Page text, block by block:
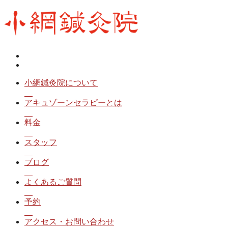
小網鍼灸院について
アキュゾーンセラピーとは
料金
スタッフ
ブログ
よくあるご質問
予約
アクセス・お問い合わせ